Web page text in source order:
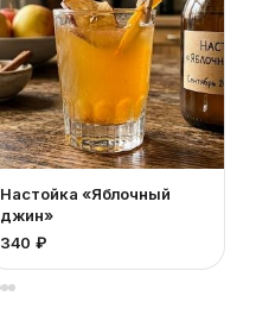
Настойка «Яблочный
джин»
340 ₽